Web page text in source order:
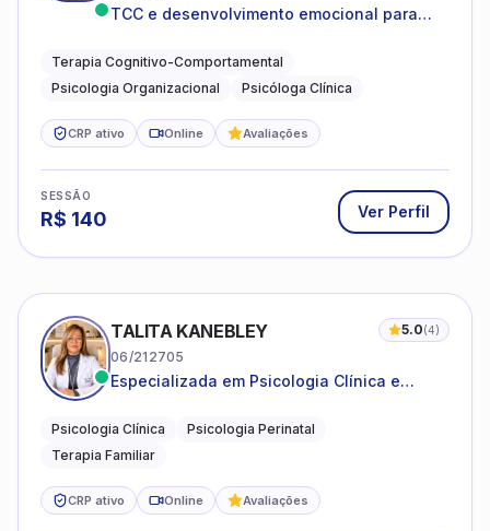
TCC e desenvolvimento emocional para
Terapia Cognitivo-Comportamental
Psicologia Organizacional
Psicóloga Clínica
CRP ativo Online Avaliações
SESSÃO
R$ 140 Ver Perfil
TALITA KANEBLEY 5.0(4)
06/212705
Especializada em Psicologia Clínica e
famílias
Psicologia Clínica
Psicologia Perinatal
Terapia Familiar
CRP ativo Online Avaliações